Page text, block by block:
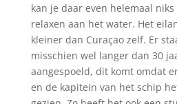
kan je daar even helemaal
relaxen aan het water. Het
kleiner dan Curaçao zelf. Er
misschien wel langer dan 30
aangespoeld, dit komt omdat
en de kapitein van het schip